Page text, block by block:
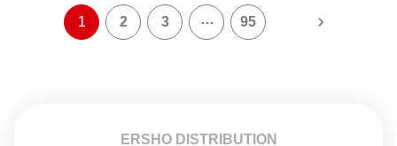
1 2 3 … 95 
ERSHO DISTRIBUTION